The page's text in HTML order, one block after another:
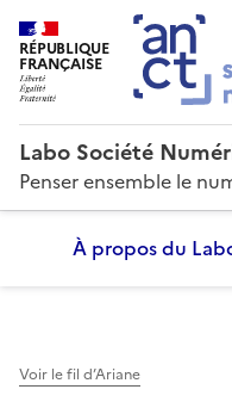
RÉPUBLIQUE
FRANÇAISE
Labo Société
Penser ensemble le
À propos du
Voir le fil d’Ariane